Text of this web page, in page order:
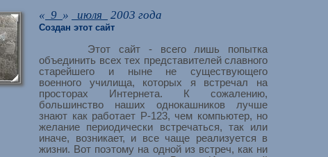
« 9 » июля 2003 года
Создан этот сайт
Этот сайт - всего лишь попытка
объединить всех тех представителей славного
старейшего и ныне не существующего
военного училища, которых я встречал на
просторах Интернета. К сожалению,
большинство наших однокашников лучше
знают как работает Р-123, чем компьютер, но
желание периодически встречаться, так или
иначе, возникает, и все чаще реализуется в
жизни. Вот поэтому на одной из встреч, как ни